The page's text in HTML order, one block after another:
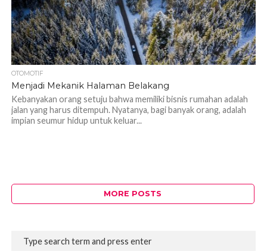
OTOMOTIF
Menjadi Mekanik Halaman Belakang
Kebanyakan orang setuju bahwa memiliki bisnis rumahan adalah
jalan yang harus ditempuh. Nyatanya, bagi banyak orang, adalah
impian seumur hidup untuk keluar...
MORE POSTS